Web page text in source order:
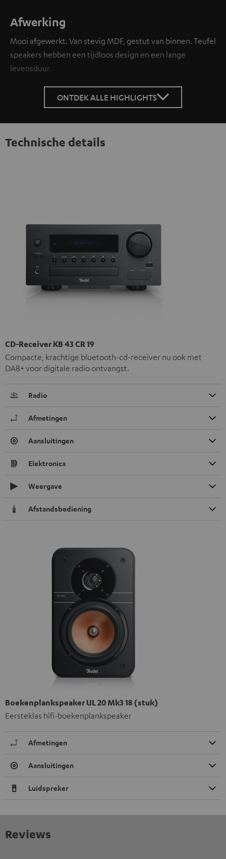
Afwerking
Mooi afgewerkt. Van stevig MDF, gestut van binnen. Teufel
speakers hebben een tijdloos design en een lange
levensduur.
ONTDEK ALLE HIGHLIGHTS
Technische details
CD-Receiver KB 43 CR 19
Compacte, krachtige bluetooth-cd-receiver nu ook met
DAB+ voor digitale radio ontvangst.
Radio
Afmetingen
Aansluitingen
Elektronica
Weergave
Afstandsbediening
Boekenplankspeaker UL 20 Mk3 18 (stuk)
Eersteklas hifi-boekenplankspeaker
Afmetingen
Aansluitingen
Luidspreker
Reviews